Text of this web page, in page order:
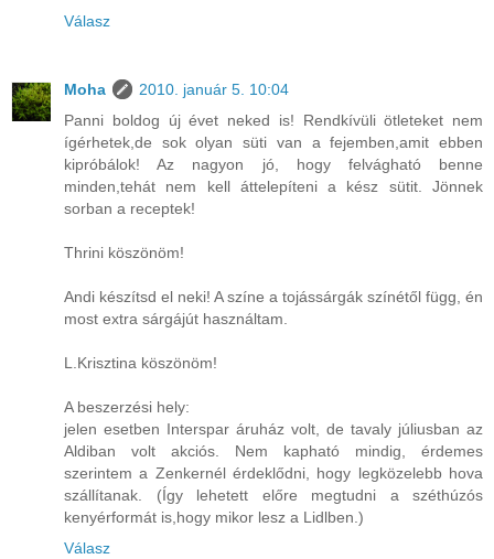
Válasz
Moha
2010. január 5. 10:04
Panni boldog új évet neked is! Rendkívüli ötleteket nem
ígérhetek,de sok olyan süti van a fejemben,amit ebben
kipróbálok! Az nagyon jó, hogy felvágható benne
minden,tehát nem kell áttelepíteni a kész sütit. Jönnek
sorban a receptek!
Thrini köszönöm!
Andi készítsd el neki! A színe a tojássárgák színétől függ, én
most extra sárgájút használtam.
L.Krisztina köszönöm!
A beszerzési hely:
jelen esetben Interspar áruház volt, de tavaly júliusban az
Aldiban volt akciós. Nem kapható mindig, érdemes
szerintem a Zenkernél érdeklődni, hogy legközelebb hova
szállítanak. (Így lehetett előre megtudni a széthúzós
kenyérformát is,hogy mikor lesz a Lidlben.)
Válasz